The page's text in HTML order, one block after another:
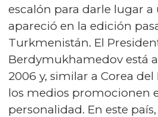
escalón para darle lugar
apareció en la edición
Turkmenistán. El
Berdymukhamedov está
2006 y, similar a Corea
los medios promocionen
personalidad. En este país,